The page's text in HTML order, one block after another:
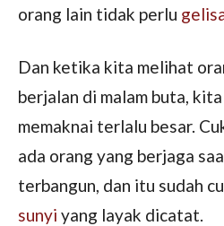
orang lain tidak perlu
Dan ketika kita melihat
berjalan di malam buta,
memaknai terlalu besar.
ada orang yang berjaga
terbangun, dan itu sudah
sunyi yang layak dicatat.